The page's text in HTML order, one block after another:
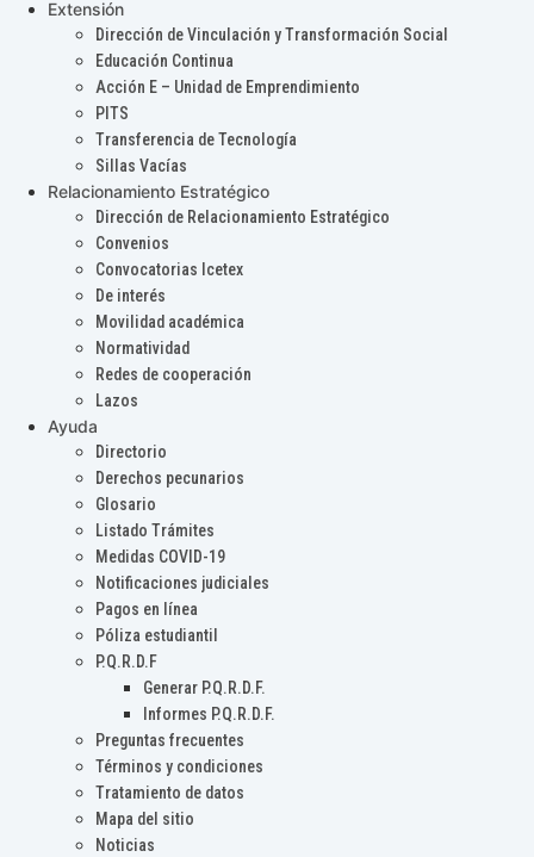
Extensión
Dirección de Vinculación y Transformación Social
Educación Continua
Acción E – Unidad de Emprendimiento
PITS
Transferencia de Tecnología
Sillas Vacías
Relacionamiento Estratégico
Dirección de Relacionamiento Estratégico
Convenios
Convocatorias Icetex
De interés
Movilidad académica
Normatividad
Redes de cooperación
Lazos
Ayuda
Directorio
Derechos pecunarios
Glosario
Listado Trámites
Medidas COVID-19
Notificaciones judiciales
Pagos en línea
Póliza estudiantil
P.Q.R.D.F
Generar P.Q.R.D.F.
Informes P.Q.R.D.F.
Preguntas frecuentes
Términos y condiciones
Tratamiento de datos
Mapa del sitio
Noticias